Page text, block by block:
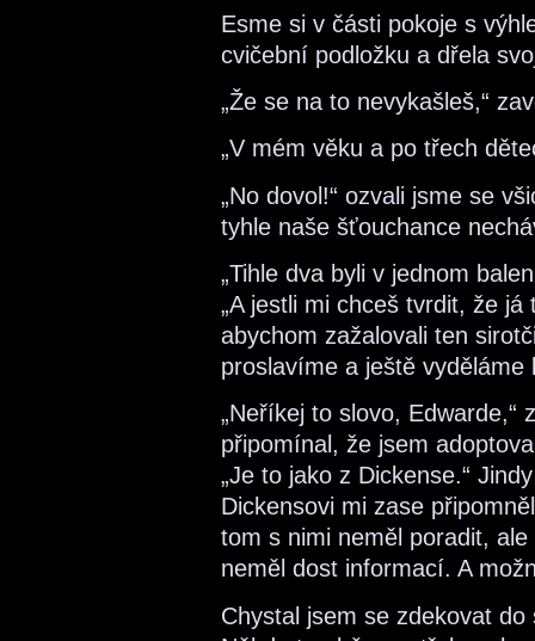
Esme si v části pokoje s
cvičební podložku a dřela
„Že se na to nevykašleš,“
„V mém věku a po třech
„No dovol!“ ozvali jsme se
tyhle naše šťouchance
„Tihle dva byli v jednom
„A jestli mi chceš tvrdit, že
abychom zažalovali ten
proslavíme a ještě vyděláme
„Neříkej to slovo, Edwarde,“
připomínal, že jsem
„Je to jako z Dickense.“
Dickensovi mi zase
tom s nimi neměl poradit,
neměl dost informací. A
Chystal jsem se zdekovat